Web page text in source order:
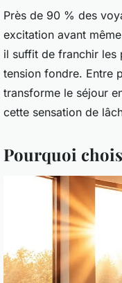
Près de 90 % des
excitation avant
il suffit de franchir les
tension fondre. Entre
transforme le séjour
cette sensation de
Pourquoi